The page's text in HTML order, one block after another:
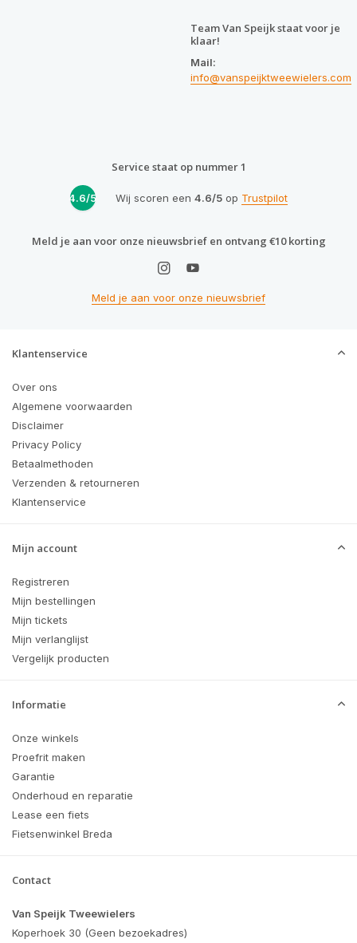
Team Van Speijk staat voor je
klaar!
Mail:
info@vanspeijktweewielers.com
Service staat op nummer 1
4.6/5 Wij scoren een 4.6/5op Trustpilot
Meld je aan voor onze nieuwsbrief en ontvang €10 korting
Meld je aan voor onze nieuwsbrief
Klantenservice
Over ons
Algemene voorwaarden
Disclaimer
Privacy Policy
Betaalmethoden
Verzenden & retourneren
Klantenservice
Mijn account
Registreren
Mijn bestellingen
Mijn tickets
Mijn verlanglijst
Vergelijk producten
Informatie
Onze winkels
Proefrit maken
Garantie
Onderhoud en reparatie
Lease een fiets
Fietsenwinkel Breda
Contact
Van Speijk Tweewielers
Koperhoek 30 (Geen bezoekadres)